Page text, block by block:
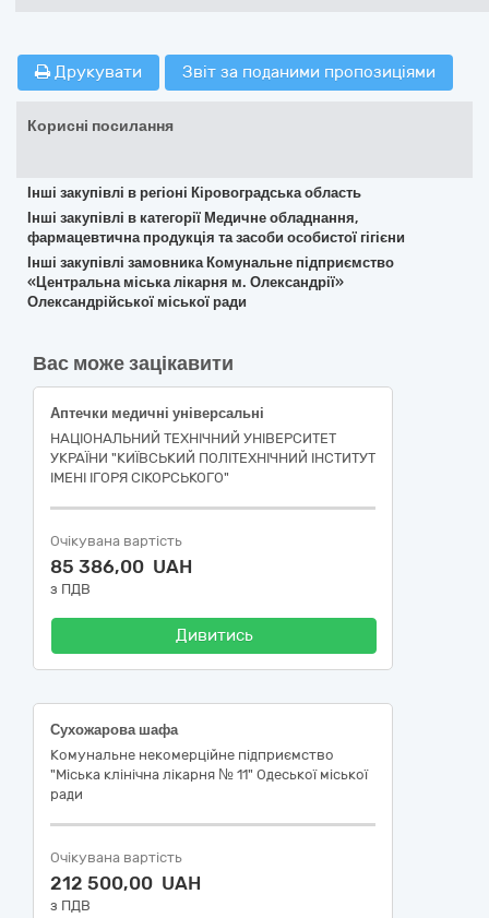
Друкувати Звіт за поданими пропозиціями
Корисні посилання
Інші закупівлі в регіоні Кіровоградська область
Інші закупівлі в категорії Медичне обладнання,
фармацевтична продукція та засоби особистої гігієни
Інші закупівлі замовника Комунальне підприємство
«Центральна міська лікарня м. Олександрії»
Олександрійської міської ради
Вас може зацікавити
Аптечки медичні універсальні
НАЦІОНАЛЬНИЙ ТЕХНІЧНИЙ УНІВЕРСИТЕТ
УКРАЇНИ "КИЇВСЬКИЙ ПОЛІТЕХНІЧНИЙ ІНСТИТУТ
ІМЕНІ ІГОРЯ СІКОРСЬКОГО"
Очікувана вартість
85 386,00 UAH
з ПДВ
Дивитись
Сухожарова шафа
Комунальне некомерційне підприємство
"Міська клінічна лікарня № 11" Одеської міської
ради
Очікувана вартість
212 500,00 UAH
з ПДВ